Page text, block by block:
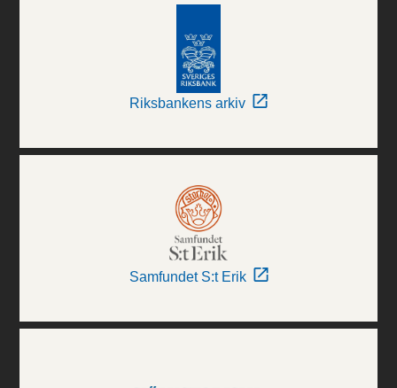
Riksbankens arkiv
Samfundet S:t Erik